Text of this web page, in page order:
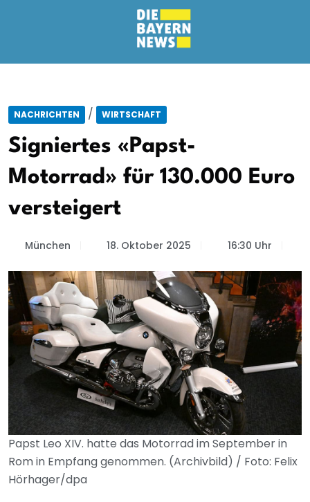
NACHRICHTEN / WIRTSCHAFT
Signiertes «Papst-
Motorrad» für 130.000 Euro
versteigert
München 18. Oktober 2025 16:30 Uhr
Papst Leo XIV. hatte das Motorrad im September in
Rom in Empfang genommen. (Archivbild) / Foto: Felix
Hörhager/dpa